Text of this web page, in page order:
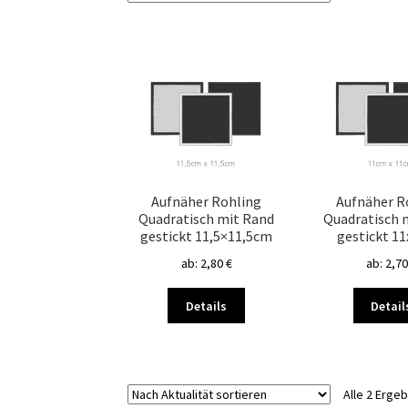
Aufnäher Rohling
Quadratisch mit Rand
gestickt 11,5×11,5cm
ab: 2,80€
Details
auf.
Aufnäher
Quadratisch
gestickt
ab: 2,70
Alle 2